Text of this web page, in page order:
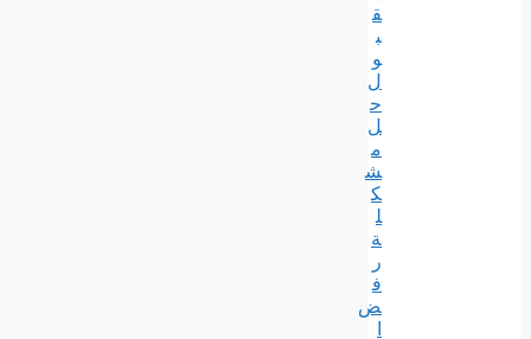
ق
ب
و
ل
ح
ل
م
ش
ك
ل
ة
ر
ف
ض